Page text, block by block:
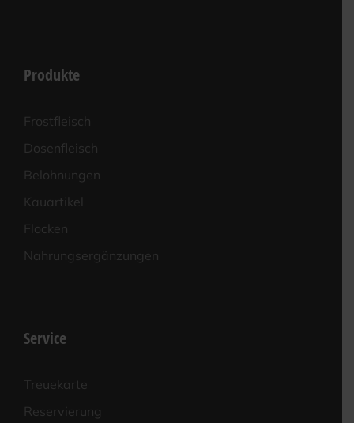
Produkte
Frost­fleisch
Dosen­fleisch
Beloh­nun­gen
Kau­ar­ti­kel
Flo­cken
Nah­rungs­er­gän­zun­gen
Service
Treue­kar­te
Reser­vie­rung